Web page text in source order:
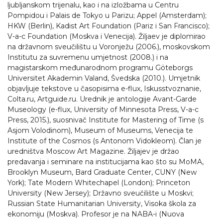
ljubljanskom trijenalu, kao i na izložbama u Centru
Pompidou i Palais de Tokyo u Parizu; Appel (Amsterdam);
HKW (Berlin), Kadist Art Foundation (Pariz i San Francisco);
V-a-c Foundation (Moskva i Venecija). Žiljaev je diplomirao
na državnom sveučilištu u Voronježu (2006.), moskovskom
Institutu za suvremenu umjetnost (2008.) i na
magistarskom međunarodnom programu Göteborgs
Universitet Akademin Valand, Švedska (2010.). Umjetnik
objavljuje tekstove u časopisima e-flux, Iskusstvoznanie,
Colta.ru, Artguide.ru. Urednik je antologije Avant-Garde
Museology (e-flux, University of Minnesota Press, V-a-c
Press, 2015.), suosnivač Institute for Mastering of Time (s
Asjom Volodinom), Museum of Museums, Venecija te
Institute of the Cosmos (s Antonom Vidokleom). Član je
uredništva Moscow Art Magazine. Žiljajev je držao
predavanja i seminare na institucijama kao što su MoMA,
Brooklyn Museum, Bard Graduate Center, CUNY (New
York); Tate Modern Whitechapel (London); Princeton
University (New Jersey); Državno sveučilište u Moskvi;
Russian State Humanitarian University, Visoka škola za
ekonomiju (Moskva). Profesor je na NABA-i (Nuova